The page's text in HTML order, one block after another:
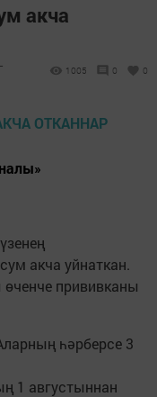
акча
1005 0 0
акча уйнаткан.
прививканы
һәрберсе 3
1 августыннан